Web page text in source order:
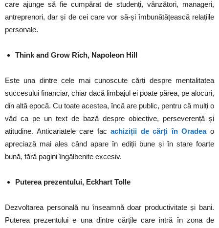
care ajunge să fie cumpărat de studenți, vânzători, manageri,
antreprenori, dar și de cei care vor să-și îmbunătățească relațiile
personale.
Think and Grow Rich, Napoleon Hill
Este una dintre cele mai cunoscute cărți despre mentalitatea
succesului financiar, chiar dacă limbajul ei poate părea, pe alocuri,
din altă epocă. Cu toate acestea, încă are public, pentru că mulți o
văd ca pe un text de bază despre obiective, perseverență și
atitudine. Anticariatele care facachiziții de cărți în Oradeao
apreciază mai ales când apare în ediții bune și în stare foarte
bună, fără pagini îngălbenite excesiv.
Puterea prezentului, Eckhart Tolle
Dezvoltarea personală nu înseamnă doar productivitate și bani.
Puterea prezentului e una dintre cărțile care intră în zona de